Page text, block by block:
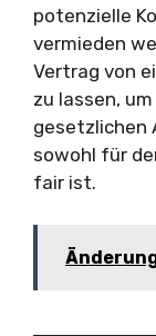
potenzielle
vermieden
Vertrag von
zu lassen,
gesetzlichen
sowohl für
fair ist.